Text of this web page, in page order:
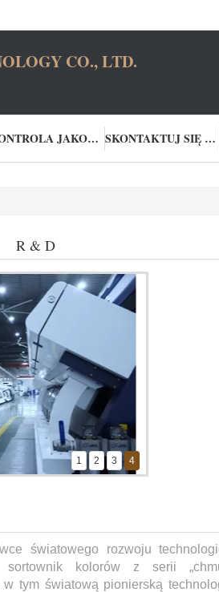
CO., LTD.
KONTROLA JAKOŚCI SKONTAKTUJ SIĘ Z NAMI
R & D
1 2 3
4
światowego rozwoju
sortownik kolorów z serii
tym światową pionierską